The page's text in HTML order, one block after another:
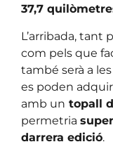
37,7
L’arribada, tant
com pels que
també serà a
es poden
amb un topall
permetria
darrera edició.